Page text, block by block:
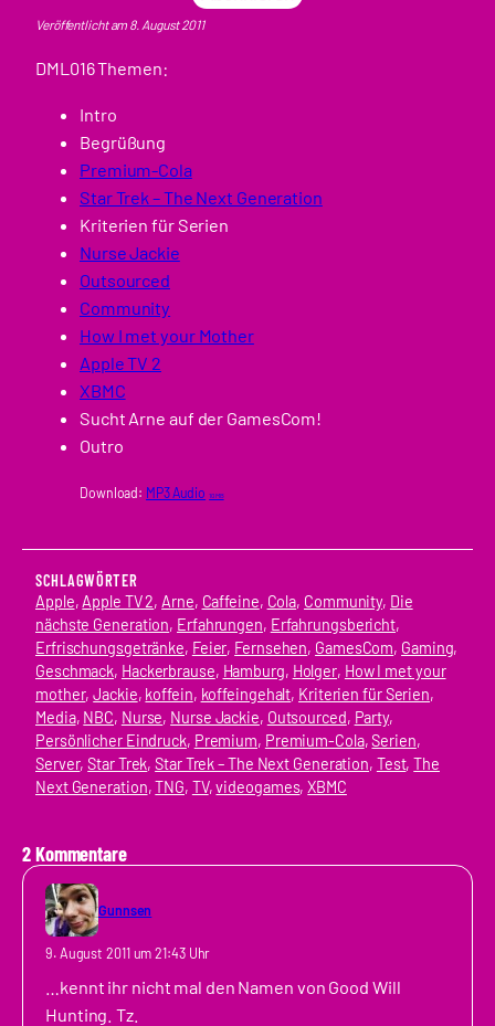
Veröffentlicht am 8. August 2011
DML016 Themen:
Intro
Begrüßung
Premium-Cola
Star Trek – The Next Generation
Kriterien für Serien
Nurse Jackie
Outsourced
Community
How I met your Mother
Apple TV 2
XBMC
Sucht Arne auf der GamesCom!
Outro
Download: MP3 Audio 10 MB
SCHLAGWÖRTER
Apple, Apple TV 2, Arne, Caffeine, Cola, Community, Die
nächste Generation, Erfahrungen, Erfahrungsbericht
Erfrischungsgetränke, Feier, Fernsehen, GamesCom, Gaming
Geschmack, Hackerbrause, Hamburg, Holger, How I met your
mother, Jackie, koffein, koffeingehalt, Kriterien für Serien
Media, NBC, Nurse, Nurse Jackie, Outsourced, Party
Persönlicher Eindruck, Premium, Premium-Cola, Serien
Server, Star Trek, Star Trek – The Next Generation, Test, The
Next Generation, TNG, TV, videogames, XBMC
2 Kommentare
Gunnsen
9. August 2011 um 21:43 Uhr
…kennt ihr nicht mal den Namen von Good Will
Hunting. Tz.